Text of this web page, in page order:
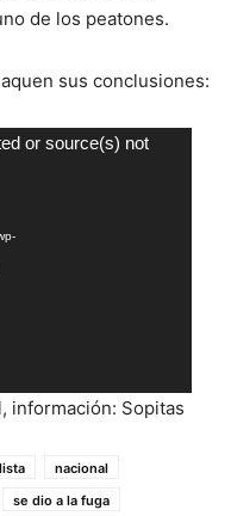
de los peatones.
sus conclusiones:
or source(s) not
información: Sopitas
nacional
se dio a la fuga